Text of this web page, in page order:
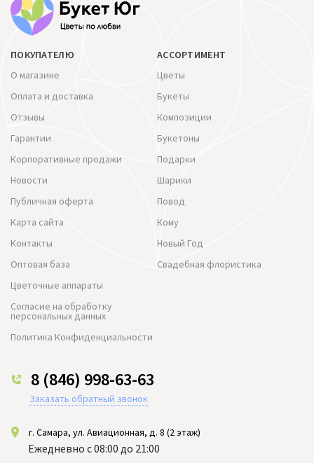
ПОКУПАТЕЛЮ
О магазине
Оплата и доставка
Отзывы
Гарантии
Корпоративные продажи
Новости
Публичная оферта
Карта сайта
Контакты
Оптовая база
Цветочные аппараты
Согласие на обработку
персональных данных
Политика Конфиденциальности
АССОРТИМЕНТ
Цветы
Букеты
Композиции
Букетоны
Подарки
Шарики
Повод
Кому
Новый Год
Свадебная флористика
8 (846) 998-63-63
Заказать обратный звонок
г. Самара, ул. Авиационная, д. 8 (2 этаж)
Ежедневно с 08:00 до 21:00